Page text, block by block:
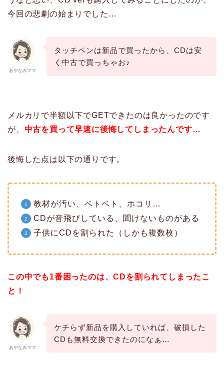
今回の悲劇の始まりでした…
あやなみママ
タッチペンは新品で買ったから、CDは安
く中古で買っちゃお♪
メルカリで半額以下でGETできたのは良かったのです
が、 中古を買って早速に後悔してしまったんです…
後悔した点は以下の通りです。
教材が汚い、ベトベト、ホコリ…
CDが音飛びしている、聞けないものがある
子供にCDを割られた（しかも複数枚）
この中でも1番困ったのは、CDを割られてしまったこ
と！
あやなみママ
ケチらず新品を購入していれば、破損した
CDも無料交換できたのになぁ…